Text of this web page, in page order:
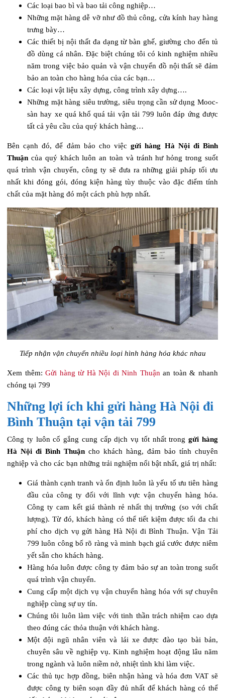
Các loại bao bì và bao tải công nghiệp…
Những mặt hàng dễ vỡ như đồ thủ công, cửa kính hay hàng
trưng bày…
Các thiết bị nội thất đa dạng từ bàn ghế, giường cho đến tủ
đồ dùng cá nhân. Đặc biệt chúng tôi có kinh nghiệm nhiều
năm trong việc bảo quản và vận chuyển đồ nội thất sẽ đảm
bảo an toàn cho hàng hóa của các bạn…
Các loại vật liệu xây dựng, công trình xây dựng….
Những mặt hàng siêu trường, siêu trọng cần sử dụng Mooc-
sàn hay xe quá khổ quá tải vận tải 799 luôn đáp ứng được
tất cả yêu cầu của quý khách hàng…
Bên cạnh đó, để đảm bảo cho việcgửi hàng Hà Nội đi Bình
Thuận của quý khách luôn an toàn và tránh hư hỏng trong suốt
quá trình vận chuyển, công ty sẽ đưa ra những giải pháp tối ưu
nhất khi đóng gói, đóng kiện hàng tùy thuộc vào đặc điểm tính
chất của mặt hàng đó một cách phù hợp nhất.
Tiếp nhận vận chuyển nhiều loại hình hàng hóa khác nhau
Xem thêm:Gửi hàng từ Hà Nội đi Ninh Thuận an toàn & nhanh
chóng tại 799
Những lợi ích khi gửi hàng Hà Nội đi
Bình Thuận tại vận tải 799
Công ty luôn cố gắng cung cấp dịch vụ tốt nhất tronggửi hàng
Hà Nội đi Bình Thuận cho khách hàng, đảm bảo tính chuyên
nghiệp và cho các bạn những trải nghiệm nổi bật nhất, giá trị nhất:
Giá thành cạnh tranh và ổn định luôn là yếu tố ưu tiên hàng
đầu của công ty đối với lĩnh vực vận chuyển hàng hóa.
Công ty cam kết giá thành rẻ nhất thị trường (so với chất
lượng). Từ đó, khách hàng có thể tiết kiệm được tối đa chi
phí cho dịch vụ gửi hàng Hà Nội đi Bình Thuận. Vận Tải
799 luôn công bố rõ ràng và minh bạch giá cước được niêm
yết sẵn cho khách hàng.
Hàng hóa luôn được công ty đảm bảo sự an toàn trong suốt
quá trình vận chuyển.
Cung cấp một dịch vụ vận chuyển hàng hóa với sự chuyên
nghiệp cùng sự uy tín.
Chúng tôi luôn làm việc với tinh thần trách nhiệm cao dựa
theo đúng các thỏa thuận với khách hàng.
Một đội ngũ nhân viên và lái xe được đào tạo bài bản,
chuyên sâu về nghiệp vụ. Kinh nghiệm hoạt động lâu năm
trong ngành và luôn niềm nở, nhiệt tình khi làm việc.
Các thủ tục hợp đồng, biên nhận hàng và hóa đơn VAT sẽ
được công ty biên soạn đầy đủ nhất để khách hàng có thể